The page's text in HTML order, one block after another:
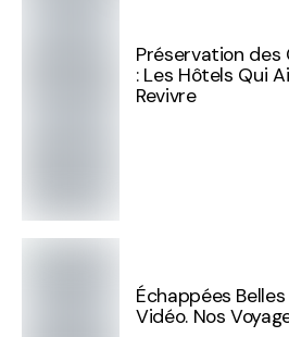
Préservation des
: Les Hôtels Qui
Revivre
Échappées
Vidéo. Nos